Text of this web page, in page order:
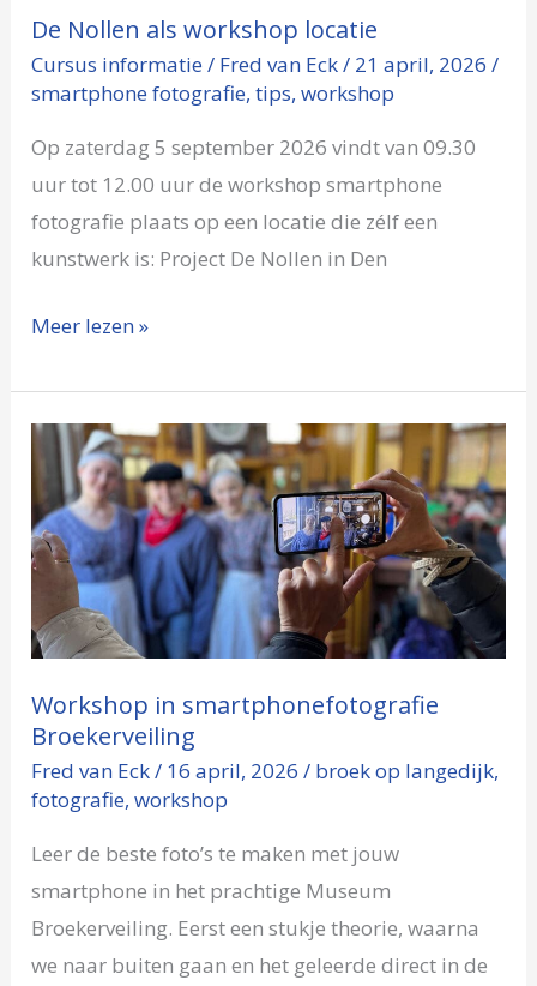
De Nollen als workshop locatie
Cursus informatie/ Fred van Eck/ 21 april, 2026/
smartphone fotografie,tips,workshop
Op zaterdag 5 september 2026 vindt van 09.30
uur tot 12.00 uur de workshop smartphone
fotografie plaats op een locatie die zélf een
kunstwerk is: Project De Nollen in Den
Meer lezen »
Workshop in smartphonefotografie
Broekerveiling
Fred van Eck/ 16 april, 2026/ broek op langedijk,
fotografie,workshop
Leer de beste foto’s te maken met jouw
smartphone in het prachtige Museum
Broekerveiling. Eerst een stukje theorie, waarna
we naar buiten gaan en het geleerde direct in de
Workshop
in
smartphonefotografie
Broekerveiling